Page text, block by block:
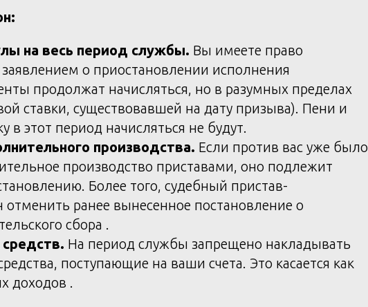
на весь период службы. Вы имеете право
заявлением о приостановлении исполнения
продолжат начисляться, но в разумных пределах
ставки, существовавшей на дату призыва). Пени и
в этот период начисляться не будут.
производства. Если против вас уже было
производство приставами, оно подлежит
Более того, судебный пристав-
отменить ранее вынесенное постановление о
сбора .
На период службы запрещено накладывать
поступающие на ваши счета. Это касается как
доходов .